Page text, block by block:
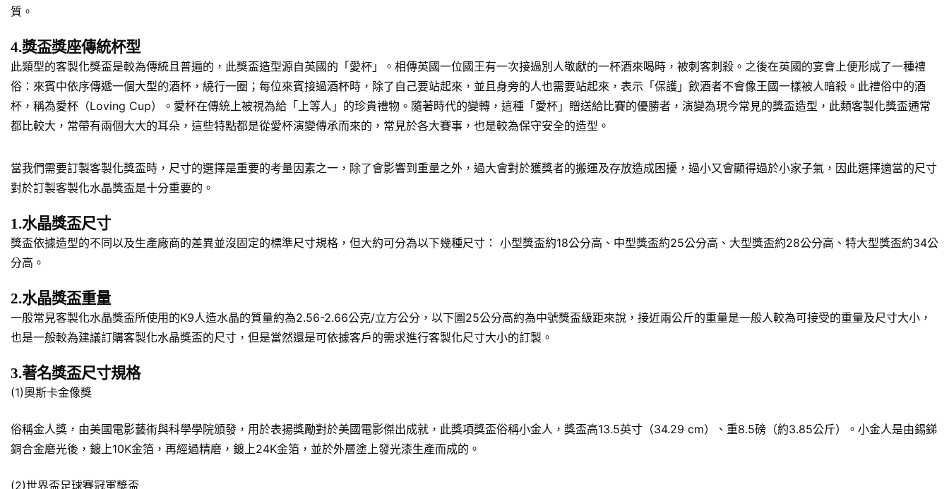
質。
4.獎盃獎座傳統杯型
此類型的客製化獎盃是較為傳統且普遍的，此獎盃造型源自英國的「愛杯」。相傳英國一位國王有一次接過別人敬獻的一杯酒來喝時，被刺客刺殺。之後在英國的宴會上便形成了一種禮
俗：來賓中依序傳遞一個大型的酒杯，繞行一圈；每位來賓接過酒杯時，除了自己要站起來，並且身旁的人也需要站起來，表示「保護」飲酒者不會像王國一樣被人暗殺。此禮俗中的酒
杯，稱為愛杯（Loving Cup）。愛杯在傳統上被視為給「上等人」的珍貴禮物。隨著時代的變轉，這種「愛杯」贈送給比賽的優勝者，演變為現今常見的獎盃造型，此類客製化獎盃通常
都比較大，常帶有兩個大大的耳朵，這些特點都是從愛杯演變傳承而來的，常見於各大賽事，也是較為保守安全的造型。
當我們需要訂製客製化獎盃時，尺寸的選擇是重要的考量因素之一，除了會影響到重量之外，過大會對於獲獎者的搬運及存放造成困擾，過小又會顯得過於小家子氣，因此選擇適當的尺寸
對於訂製客製化水晶獎盃是十分重要的。
1.水晶獎盃尺寸
獎盃依據造型的不同以及生產廠商的差異並沒固定的標準尺寸規格，但大約可分為以下幾種尺寸： 小型獎盃約18公分高、中型獎盃約25公分高、大型獎盃約28公分高、特大型獎盃約34公
分高。
2.水晶獎盃重量
一般常見客製化水晶獎盃所使用的K9人造水晶的質量約為2.56-2.66公克/立方公分，以下圖25公分高約為中號獎盃級距來說，接近兩公斤的重量是一般人較為可接受的重量及尺寸大小，
也是一般較為建議訂購客製化水晶獎盃的尺寸，但是當然還是可依據客戶的需求進行客製化尺寸大小的訂製。
3.著名獎盃尺寸規格
(1)奧斯卡金像獎
俗稱金人獎，由美國電影藝術與科學學院頒發，用於表揚獎勵對於美國電影傑出成就，此獎項獎盃俗稱小金人，獎盃高13.5英寸（34.29 cm）、重8.5磅（約3.85公斤）。小金人是由錫銻
銅合金磨光後，鍍上10K金箔，再經過精磨，鍍上24K金箔，並於外層塗上發光漆生產而成的。
(2)世界盃足球賽冠軍獎盃